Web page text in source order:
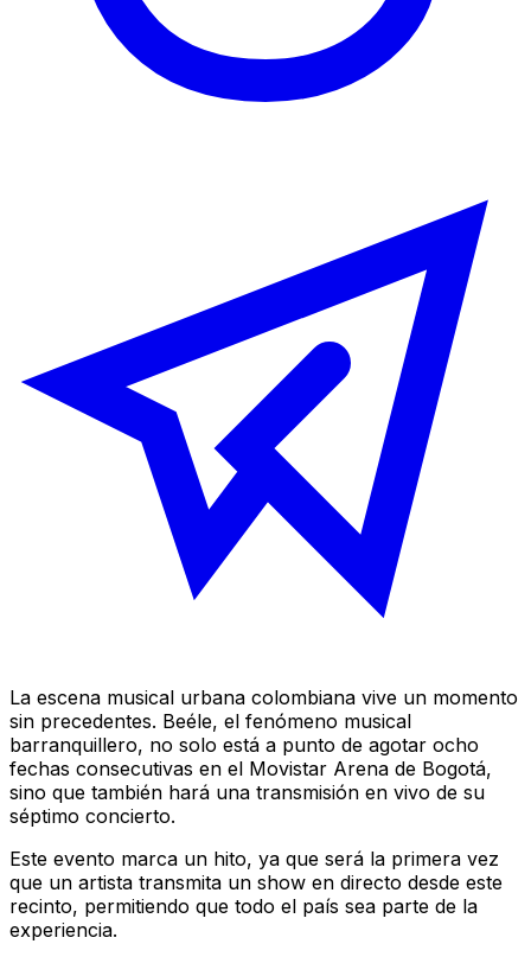
La escena musical urbana colombiana vive un momento
sin precedentes. Beéle, el fenómeno musical
barranquillero, no solo está a punto de agotar ocho
fechas consecutivas en el Movistar Arena de Bogotá,
sino que también hará una transmisión en vivo de su
séptimo concierto.
Este evento marca un hito, ya que será la primera vez
que un artista transmita un show en directo desde este
recinto, permitiendo que todo el país sea parte de la
experiencia.